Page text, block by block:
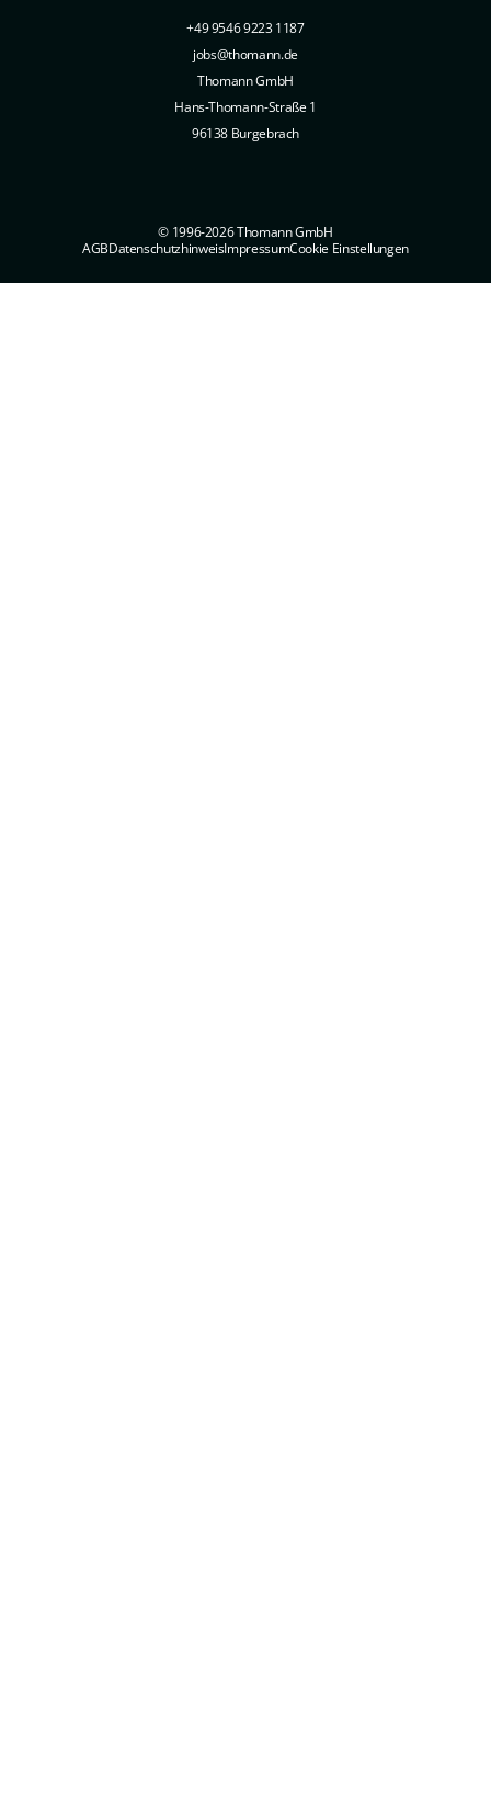
+49 9546 9223 1187
jobs@thomann.de
Thomann GmbH
Hans-Thomann-Straße 1
96138 Burgebrach
© 1996-2026 Thomann GmbH
AGBDatenschutzhinweisImpressumCookie Einstellungen